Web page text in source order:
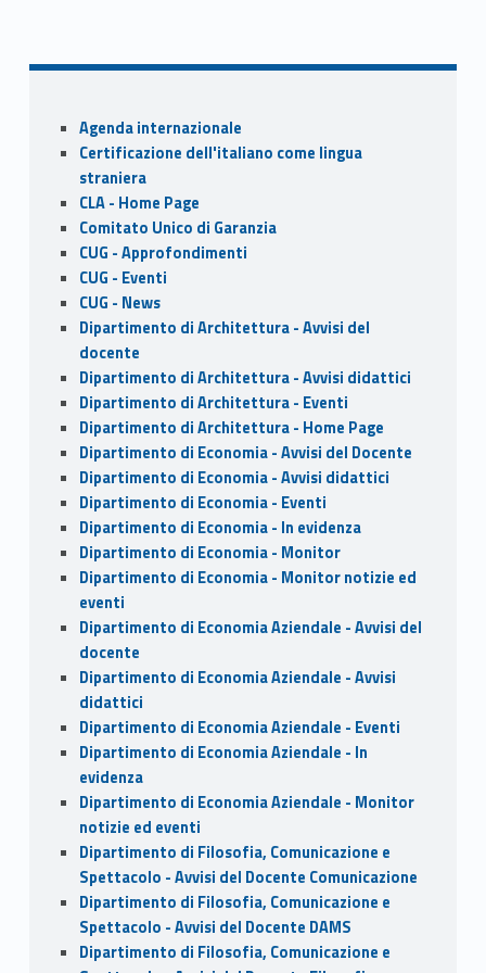
o
k
o
Sidebar
Agenda internazionale
Certificazione dell'italiano come lingua
straniera
CLA - Home Page
Comitato Unico di Garanzia
CUG - Approfondimenti
CUG - Eventi
CUG - News
Dipartimento di Architettura - Avvisi del
docente
Dipartimento di Architettura - Avvisi didattici
Dipartimento di Architettura - Eventi
Dipartimento di Architettura - Home Page
Dipartimento di Economia - Avvisi del Docente
Dipartimento di Economia - Avvisi didattici
Dipartimento di Economia - Eventi
Dipartimento di Economia - In evidenza
Dipartimento di Economia - Monitor
Dipartimento di Economia - Monitor notizie ed
eventi
Dipartimento di Economia Aziendale - Avvisi del
docente
Dipartimento di Economia Aziendale - Avvisi
didattici
Dipartimento di Economia Aziendale - Eventi
Dipartimento di Economia Aziendale - In
evidenza
Dipartimento di Economia Aziendale - Monitor
notizie ed eventi
Dipartimento di Filosofia, Comunicazione e
Spettacolo - Avvisi del Docente Comunicazione
Dipartimento di Filosofia, Comunicazione e
Spettacolo - Avvisi del Docente DAMS
Dipartimento di Filosofia, Comunicazione e